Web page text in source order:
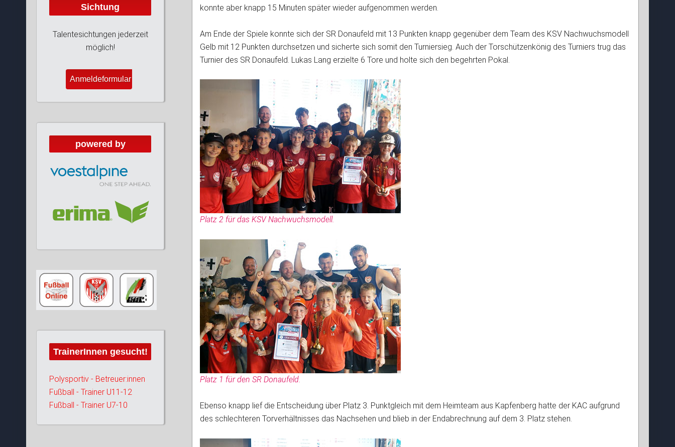
konnte aber knapp 15 Minuten später wieder aufgenommen werden.
Am Ende der Spiele konnte sich der SR Donaufeld mit 13 Punkten knapp gegenüber dem Team des KSV Nachwuchsmodell
Gelb mit 12 Punkten durchsetzen und sicherte sich somit den Turniersieg. Auch der Torschützenkönig des Turniers trug das
Turnier des SR Donaufeld. Lukas Lang erzielte 6 Tore und holte sich den begehrten Pokal.
Platz 2 für das KSV Nachwuchsmodell.
Platz 1 für den SR Donaufeld.
Ebenso knapp lief die Entscheidung über Platz 3. Punktgleich mit dem Heimteam aus Kapfenberg hatte der KAC aufgrund
des schlechteren Torverhältnisses das Nachsehen und blieb in der Endabrechnung auf dem 3. Platz stehen.
Sichtung
Talentesichtungen jederzeit
möglich!
Anmeldeformular
powered by
TrainerInnen gesucht!
Polysportiv - Betreuer:innen
Fußball - Trainer U11-12
Fußball - Trainer U7-10